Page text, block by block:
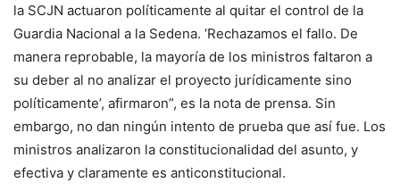
la SCJN actuaron políticamente al quitar el control de la
Guardia Nacional a la Sedena. ‘Rechazamos el fallo. De
manera reprobable, la mayoría de los ministros faltaron a
su deber al no analizar el proyecto jurídicamente sino
políticamente’, afirmaron”, es la nota de prensa. Sin
embargo, no dan ningún intento de prueba que así fue. Los
ministros analizaron la constitucionalidad del asunto, y
efectiva y claramente es anticonstitucional.